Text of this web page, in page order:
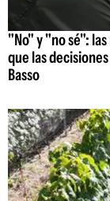
"No" y "no sé":
que las
Basso